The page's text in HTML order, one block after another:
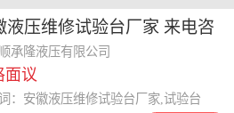
液压维修试验台厂家 来电咨
波顺承隆液压供应
承隆液压有限公司
面议
：安徽液压维修试验台厂家,试验台